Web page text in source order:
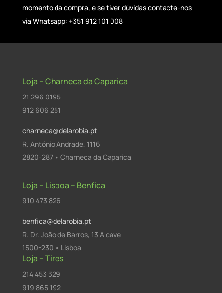
momento da compra, e se tiver dúvidas contacte-nos
via Whatsapp: +351 912 101 008
Loja – Charneca da Caparica
21 296 0195
912 606 251
charneca@delarobia.pt
R. António Andrade, 1116
2820-287 • Charneca da Caparica
Loja – Lisboa – Benfica
910 473 826
benfica@delarobia.pt
R. Dr. João de Barros, 13 A cave
1500-230 • Lisboa
Loja – Tires
214 453 329
919 865 192